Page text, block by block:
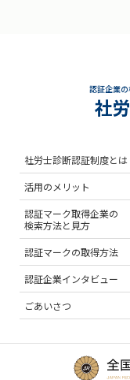
認証企業
社
社労士診断認証制度とは
活用のメリット
認証マーク取得企業の
検索方法と見方
認証マークの取得方法
認証企業インタビュー
ごあいさつ